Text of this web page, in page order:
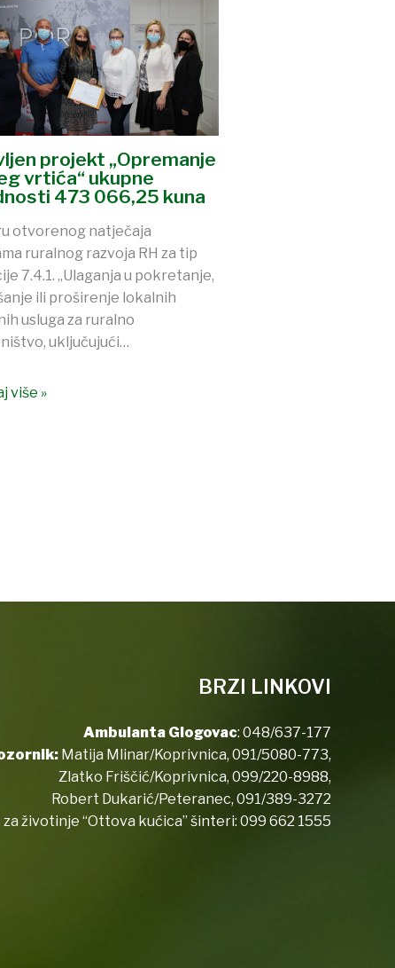
projekt „Opremanje
vrtića“ ukupne
473 066,25 kuna
otvorenog natječaja
ruralnog razvoja RH za tip
7.4.1. „Ulaganja u pokretanje,
ili proširenje lokalnih
usluga za ruralno
uključujući…
više »
BRZI LINKOVI
Ambulanta Glogovac: 048/637-177
Matija Mlinar/Koprivnica, 091/5080-773,
Zlatko Friščić/Koprivnica, 099/220-8988,
Robert Dukarić/Peteranec, 091/389-3272
životinje “Ottova kućica” šinteri: 099 662 1555